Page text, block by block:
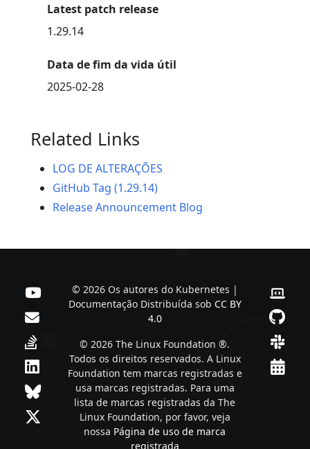
Latest patch release
1.29.14
Data de fim da vida útil
2025-02-28
Related Links
LOG DE ALTERAÇÕES
GitHub Tag (1.29.14)
Release Announcement Blog
© 2026 Os autores do Kubernetes |
Documentação Distribuída sob CC BY
4.0
© 2026 The Linux Foundation ®.
Todos os direitos reservados. A Linux
Foundation tem marcas registradas e
usa marcas registradas. Para uma
lista de marcas registradas da The
Linux Foundation, por favor, veja
nossa Página de uso de marca
registrada